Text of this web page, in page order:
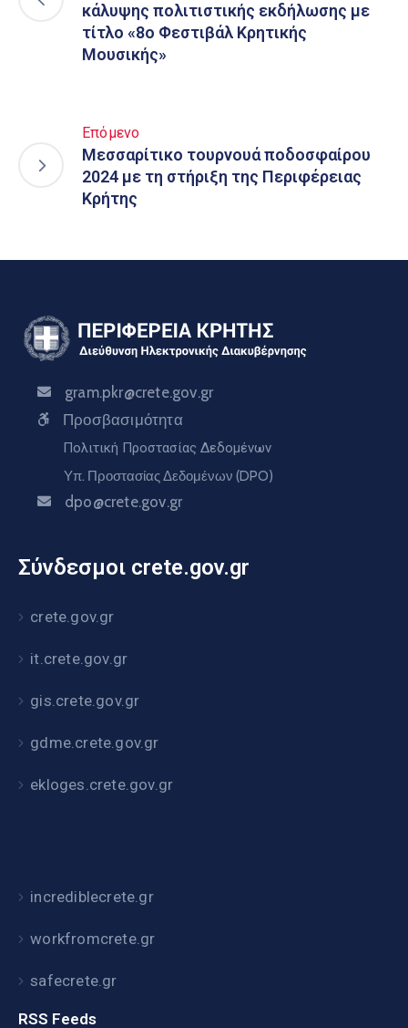
κάλυψης πολιτιστικής εκδήλωσης με
τίτλο «8ο Φεστιβάλ Κρητικής
Μουσικής»
Επόμενο
Μεσσαρίτικο τουρνουά ποδοσφαίρου
2024 με τη στήριξη της Περιφέρειας
Κρήτης
gram.pkr@crete.gov.gr
Προσβασιμότητα
Πολιτική Προστασίας Δεδομένων
Υπ. Προστασίας Δεδομένων (DPO)
dpo@crete.gov.gr
Σύνδεσμοι crete.gov.gr
crete.gov.gr
it.crete.gov.gr
gis.crete.gov.gr
gdme.crete.gov.gr
ekloges.crete.gov.gr
incrediblecrete.gr
workfromcrete.gr
safecrete.gr
RSS Feeds